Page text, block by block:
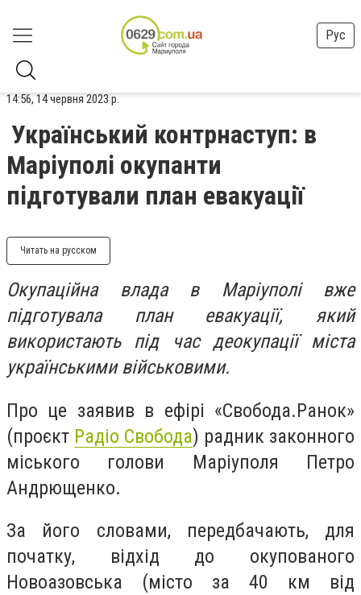
Рус
14:56, 14 червня 2023 р.
Український контрнаступ: в
Маріуполі окупанти
підготували план евакуації
Читать на русском
Окупаційна влада в Маріуполі вже
підготувала план евакуації, який
використають під час деокупації міста
українськими військовими.
Про це заявив в ефірі «Свобода.Ранок»
(проєкт Радіо Свобода) радник законного
міського голови Маріуполя Петро
Андрющенко.
За його словами, передбачають, для
початку, відхід до окупованого
Новоазовська (місто за 40 км від